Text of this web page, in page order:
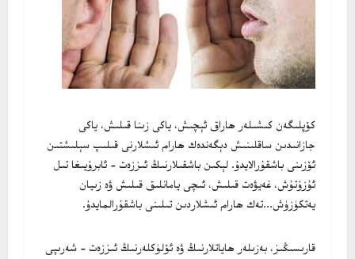
كۆپلىگەن كىشىلەر ھاراق ئېچىش، ياكى زىنا قىلىش، ياكى
جازانىدىن ساقلىنىش دېگەندەك ھارام ئىشلارنى قىلىپ سېلىشتىن
ئۆزىنى باشقۇرالايدۇ. لېكىن باشقىلارنىڭ ئىززەت – ئابرۇيىغا تىل
ئۇزۇتۇش، غەيۋەت قىلىش، ئىچى يامانلىق قىلىش ۋە زىيان
يەتكۈزۈش…تەك ھارام ئىشلاردىن تىلىنى باشقۇرالمايدۇ.
قارىسىڭىز، بەزىلەر ھاياتلارنىڭ ۋە ئۆلۈكلەرنىڭ ئىززەت – شەرىپى